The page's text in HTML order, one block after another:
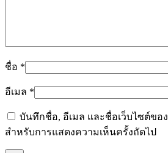
ชื่อ *
อีเมล *
บันทึกชื่อ, อีเมล และชื่อเว็บไซต์ขอ
สำหรับการแสดงความเห็นครั้งถัดไป